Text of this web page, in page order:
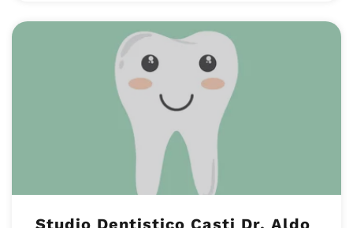
Studio Dentistico Casti Dr. Aldo